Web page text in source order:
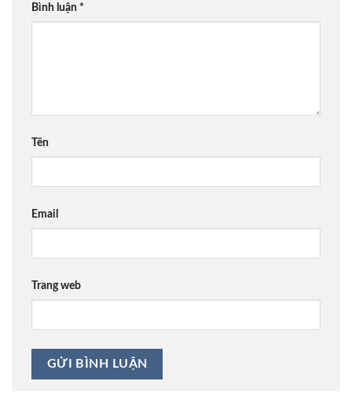
Bình luận *
Tên
Email
Trang web